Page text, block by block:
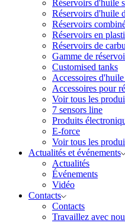
Réservoirs d'huile
Réservoirs d'huile
Réservoirs
Réservoirs en
Réservoirs de
Gamme de
Customised tanks
Accessoires
Accessoires pour
Voir tous les
7 sensors line
Produits
E-force
Voir tous les
Actualités et événements
Actualités
Événements
Vidéo
Contacts
Contacts
Travaillez avec